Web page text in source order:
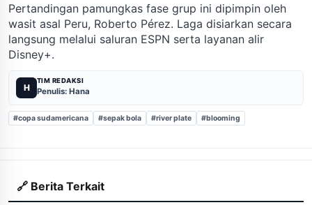
Pertandingan pamungkas fase grup ini dipimpin oleh
wasit asal Peru, Roberto Pérez. Laga disiarkan secara
langsung melalui saluran ESPN serta layanan alir
Disney+.
H
TIM REDAKSI
Penulis: Hana
#copa sudamericana #sepak bola #river plate #blooming
🔗 Berita Terkait